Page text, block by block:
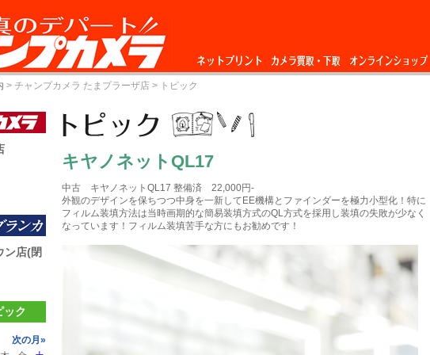
ネットプリント
カメラ買取・下
オンラインショップ
> チャンプカメラ たまプラーザ店 > トピック
キヤノネットQL17
中古 キヤノネットQL17 整備済 22,000円-
外観のデザインを保ちつつ中身を一新してEE機構とファインダーを極力小型化！特に
フィルム装填方法は当時画期的な簡易装填方式のQL方式を採用し装填の失敗が少なく
なっています！フィルム装填苦手な方にもお勧めです！
ン店(閉
ック
次の月»